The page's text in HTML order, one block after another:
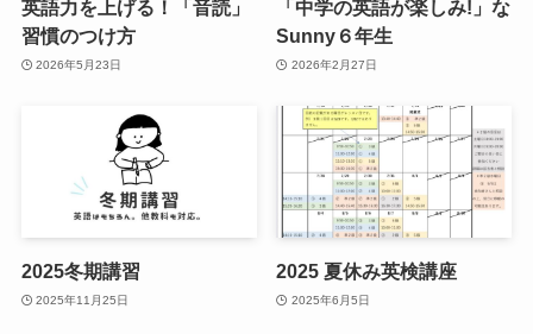
英語力を上げる！「音読」
習慣のつけ方
2026年5月23日
「中学の英語が楽しみ!」な
Sunny６年生
2026年2月27日
2025冬期講習
2025年11月25日
2025 夏休み英検講座
2025年6月5日